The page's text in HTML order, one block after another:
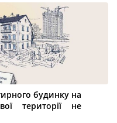
будинку на
території не